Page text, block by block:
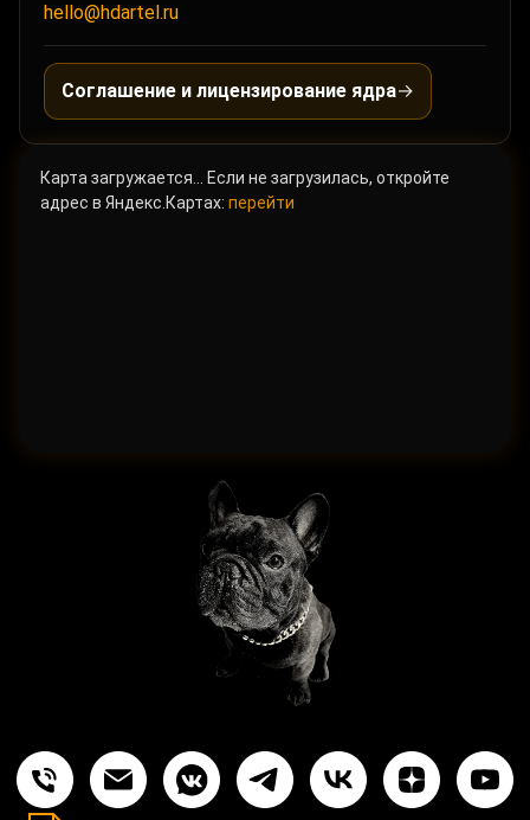
hello@hdartel.ru
Соглашение и лицензирование ядра→
Карта загружается… Если не загрузилась, откройте
адрес в Яндекс.Картах: перейти